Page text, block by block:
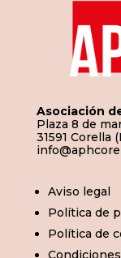
Asociación
Plaza 8 de
31591 Corella
Aviso legal
Política de
Política de